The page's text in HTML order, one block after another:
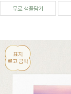
무료 샘플담기